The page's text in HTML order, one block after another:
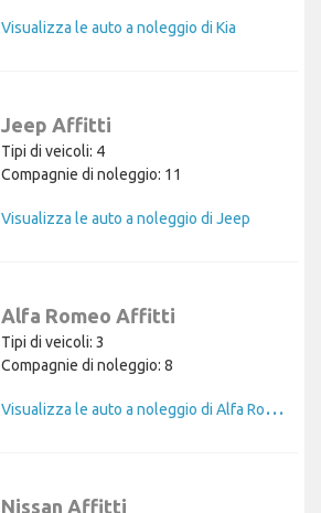
Visualizza le auto a noleggio di Kia
Jeep Affitti
Tipi di veicoli: 4
Compagnie di noleggio: 11
Visualizza le auto a noleggio di Jeep
Alfa Romeo Affitti
Tipi di veicoli: 3
Compagnie di noleggio: 8
V
isualizza le auto a noleggio di Alfa Romeo
Nissan Affitti